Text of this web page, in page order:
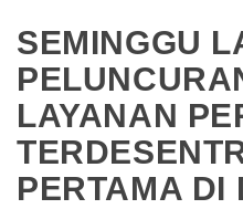
SEMINGGU
LAYANAN
PERTAMA DI